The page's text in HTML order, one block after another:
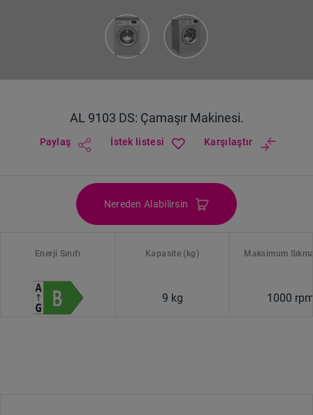
AL 9103 DS: Çamaşır Makinesi.
Paylaş İstek listesi Karşılaştır
Nereden Alabilirsin
Enerji Sınıfı Kapasite (kg)
9 kg
Maksimum
1000